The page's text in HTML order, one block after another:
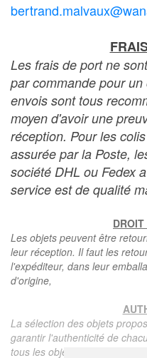
Les frais de port ne
par commande pour
envois sont tous
moyen d'avoir une
réception. Pour les
assurée par la Poste,
société DHL ou Fedex
service est de qualité
Les objets peuvent être
leur réception. Il faut les
l'expéditeur, dans leur
d'origine,
La sélection des objets
garantir l'authenticité de
tous les objets proposés sont